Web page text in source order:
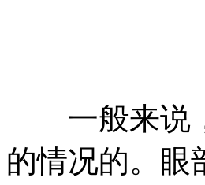
一般来说，
的情况的。眼